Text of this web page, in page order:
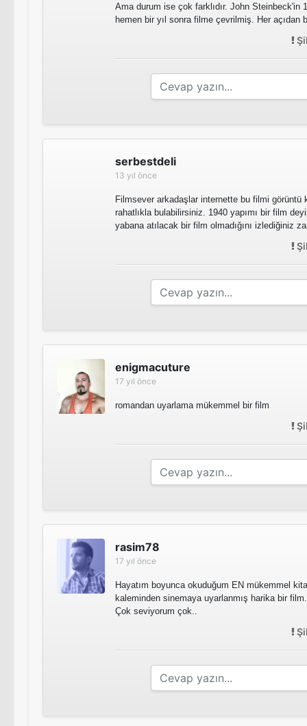
Ama durum ise çok farklıdır. John Steinbeck'in
hemen bir yıl sonra filme çevrilmiş. Her açıdan
serbestdeli
13 yıl önce
Filmsever arkadaşlar internette bu filmi görüntü
rahatlıkla bulabilirsiniz. 1940 yapımı bir film
yabana atılacak bir film olmadığını izlediğiniz
enigmacuture
17 yıl önce
romandan uyarlama mükemmel bir film
rasim78
17 yıl önce
Hayatım boyunca okuduğum EN mükemmel
kaleminden sinemaya uyarlanmış harika bir
Çok seviyorum çok..